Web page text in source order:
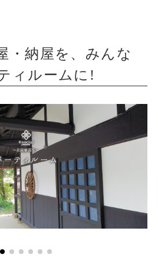
・納屋を、みんな
ィルームに!